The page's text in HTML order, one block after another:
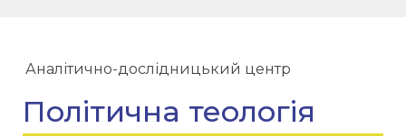
Аналітично-дослідницький центр
Політична теологія